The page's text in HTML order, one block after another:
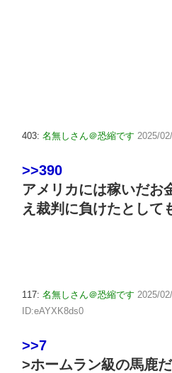
403: 名無しさん＠恐縮です 2025/
>>390
アメリカには稼いだお
え裁判に負けたとして
117: 名無しさん＠恐縮です 2025/
ID:eAYXK8ds0
>>7
>ホームラン級の馬鹿